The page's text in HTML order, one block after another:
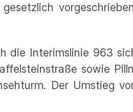
die Interimslinie 963
sowie
Der Umstieg